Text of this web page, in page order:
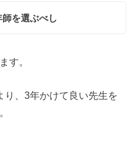
を選ぶべし
す。
り、3年かけて良い先生を